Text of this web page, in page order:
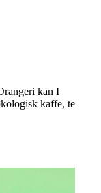
kan I
kaffe, te